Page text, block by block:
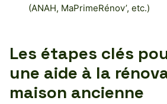
(ANAH, MaPrimeRénov’, etc.)
Les étapes clés
une aide à la
maison ancienne